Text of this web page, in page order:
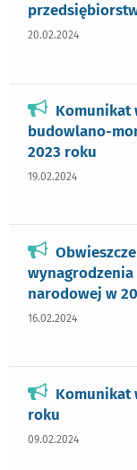
20.02.2024
Komunikat
budowlano-
2023 roku
19.02.2024
wynagrodzenia
narodowej w
16.02.2024
Komunikat
roku
09.02.2024